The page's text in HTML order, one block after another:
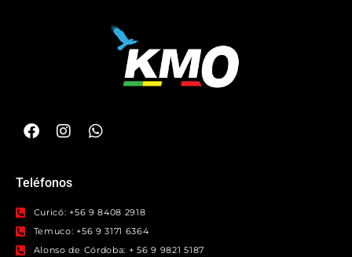
Teléfonos
Curicó: +56 9 8408 2918
Temuco: +56 9 3171 6364
Alonso de Córdoba: + 56 9 9821 5187